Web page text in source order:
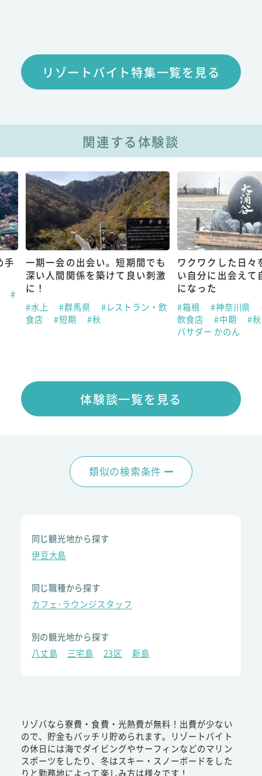
リゾートバイト特集一覧を見る
関連する体験談
期間でも
良い刺激
トラン・飲
ワクワクした日々を送る！新し
い自分に出会えて自分が大好き
#箱根 #神奈川県
#レストラン・
飲食店
#中期
#リゾバアン
自分を変
は人生の
#神奈川県
冬
#リゾ
体験談一覧を見る
類似の検索条件
同じ観光地から探す
伊豆大島
同じ職種から探す
カフェ･ラウンジスタッフ
別の観光地から探す
八丈島
三宅島 23区 新島
リゾバなら寮費・食費・光熱費が無料！出費が少ない
ので、貯金もバッチリ貯められます。リゾートバイト
の休日には海でダイビングやサーフィンなどのマリン
スポーツをしたり、冬はスキー・スノーボードをした
りと勤務地によって楽しみ方は様々です！